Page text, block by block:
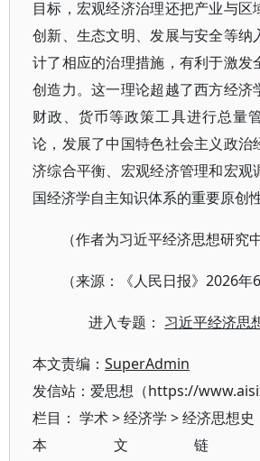
目标，宏观经济治理还把产业与区
创新、生态文明、发展与安全等纳
计了相应的治理措施，有利于激发
创造力。这一理论超越了西方经济
财政、货币等政策工具进行总量
论，发展了中国特色社会主义政治
济综合平衡、宏观经济管理和宏观
国经济学自主知识体系的重要原创
（作者为习近平经济思想研究
（来源：《人民日报》2026年
进入专题： 习近平经济思
本文责编： SuperAdmin
发信站：爱思想（https://
栏目： 学术>经济学 >经济思想史
本文链